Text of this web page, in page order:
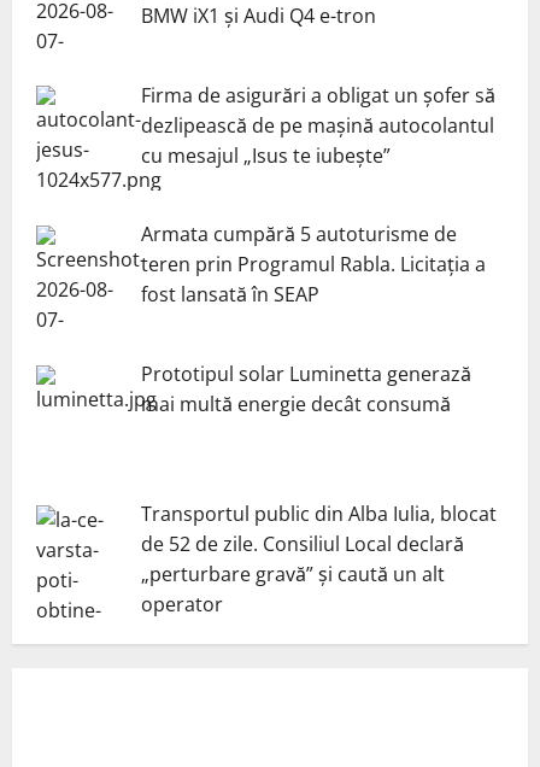
BMW iX1 și Audi Q4 e-tron
Firma de asigurări a obligat un șofer să
dezlipească de pe mașină autocolantul
cu mesajul „Isus te iubește”
Armata cumpără 5 autoturisme de
teren prin Programul Rabla. Licitația a
fost lansată în SEAP
Prototipul solar Luminetta generază
mai multă energie decât consumă
Transportul public din Alba Iulia, blocat
de 52 de zile. Consiliul Local declară
„perturbare gravă” și caută un alt
operator